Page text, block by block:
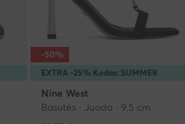
EXTRA -25% Kodas: SUMMER
-50%
Nine West
Basutės · Juoda · 9.5 cm